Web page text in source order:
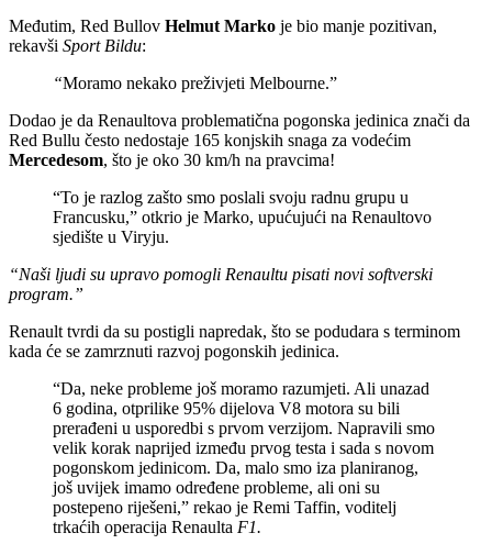
Međutim, Red Bullov Helmut Marko je bio manje pozitivan,
rekavši Sport Bildu:
“Moramo nekako preživjeti Melbourne.”
Dodao je da Renaultova problematična pogonska jedinica znači da
Red Bullu često nedostaje 165 konjskih snaga za vodećim
Mercedesom, što je oko 30 km/h na pravcima!
“To je razlog zašto smo poslali svoju radnu grupu u
Francusku,” otkrio je Marko, upućujući na Renaultovo
sjedište u Viryju.
“Naši ljudi su upravo pomogli Renaultu pisati novi softverski
program.”
Renault tvrdi da su postigli napredak, što se podudara s terminom
kada će se zamrznuti razvoj pogonskih jedinica.
“Da, neke probleme još moramo razumjeti. Ali unazad
6 godina, otprilike 95% dijelova V8 motora su bili
prerađeni u usporedbi s prvom verzijom. Napravili smo
velik korak naprijed između prvog testa i sada s novom
pogonskom jedinicom. Da, malo smo iza planiranog,
još uvijek imamo određene probleme, ali oni su
postepeno riješeni,” rekao je Remi Taffin, voditelj
trkaćih operacija Renaulta F1.